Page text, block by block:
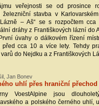
veřejnosti se od prosince
železniční stavba v
Lázně – Aš“ se s rozpočtem
dráhy z Františkových lázní do
úvahy o dálkovém řízení
cca 10 a více lety. Tehdy
do Nejdku a z Františkových
Jan Bonev
uhlí přes hraniční
VoestAlpine jsou
a polského černého uhlí,